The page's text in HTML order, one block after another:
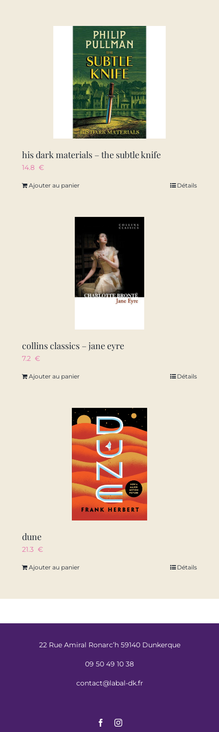
his dark materials – the subtle knife
14.8 €
Ajouter au panier Détails
collins classics – jane eyre
7.2 €
Ajouter au panier Détails
dune
21.3 €
Ajouter au panier Détails
22 Rue Amiral Ronarc’h 59140 Dunkerque
09 50 49 10 38
contact@labal-dk.fr